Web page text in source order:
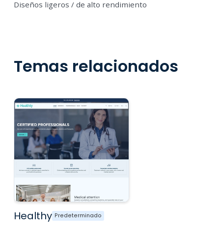
Diseños ligeros / de alto rendimiento
Temas relacionados
Healthy Predeterminado